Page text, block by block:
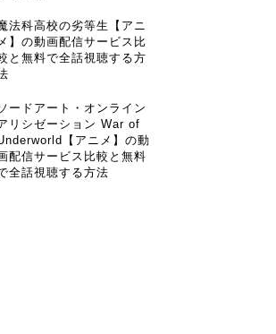
法科高校の劣等生【アニ
】の動画配信サービス比
と無料で全話視聴する方
ードアート・オンライン
リシゼーション War of
【アニメ】の動
配信サービス比較と無料
全話視聴する方法